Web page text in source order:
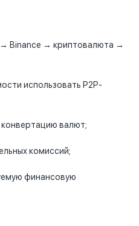
Binance → криптовалюта →
использовать P2P-
валют;
комиссий;
финансовую